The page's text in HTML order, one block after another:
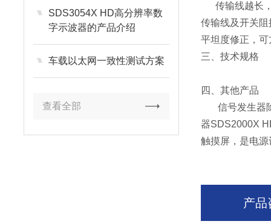
SDS3054X HD高分辨率数
字示波器的产品介绍
车载以太网一致性测试方案
查看全部
传输线越长
传输线及开关
平坦度修正，
三、技术规格
四、其他产品
信号发生器除
器SDS2000X
触摸屏，是电
产品